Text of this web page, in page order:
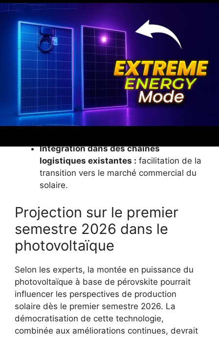
Optimisation continue du rendement :
maintien des performances dans des
environnements réels.
Stabilité à long terme :
résistance accrue
aux conditions climatiques, surtout à la
chaleur et au rayonnement UV.
Réduction des coûts de fabrication :
industrialisation des procédés pour
production à grande échelle.
Certification et normes :
standards internationaux garantissant
Intégration dans des chaînes
logistiques existantes : facilitation de la
transition vers le marché commercial du
solaire.
Projection sur le premier
semestre 2026 dans le
photovoltaïque
Selon les experts, la montée en puissance du
photovoltaïque à base de pérovskite pourrait
influencer les perspectives de production
solaire dès le premier semestre 2026. La
démocratisation de cette technologie,
combinée aux améliorations continues, devrait